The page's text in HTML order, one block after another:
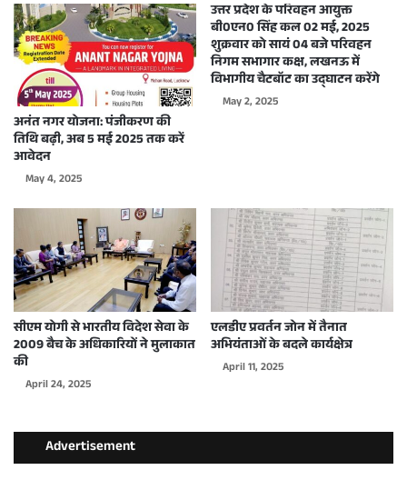
अनंत नगर योजना: पंजीकरण की
तिथि बढ़ी, अब 5 मई 2025 तक करें
आवेदन
May 4, 2025
उत्तर प्रदेश के परिवहन आयुक्त
बी0एन0 सिंह कल 02 मई, 2025
शुक्रवार को सायं 04 बजे परिवहन
निगम सभागार कक्ष, लखनऊ में
विभागीय चैटबॉट का उद्घाटन करेंगे
May 2, 2025
सीएम योगी से भारतीय विदेश सेवा के
2009 बैच के अधिकारियों ने मुलाकात
की
April 24, 2025
एलडीए प्रवर्तन जोन में तैनात
अभियंताओं के बदले कार्यक्षेत्र
April 11, 2025
Advertisement